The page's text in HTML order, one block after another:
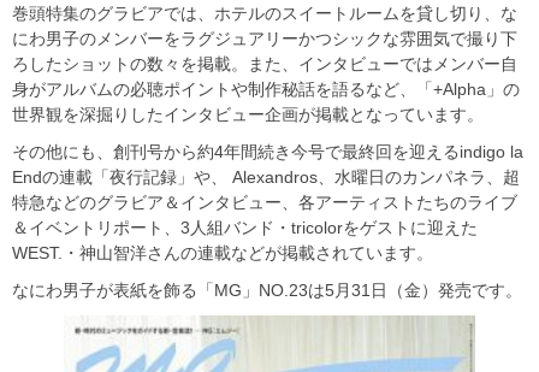
巻頭特集のグラビアでは、ホテルのスイートルームを貸し切り、な
にわ男子のメンバーをラグジュアリーかつシックな雰囲気で撮り下
ろしたショットの数々を掲載。また、インタビューではメンバー自
身がアルバムの必聴ポイントや制作秘話を語るなど、「+Alpha」の
世界観を深掘りしたインタビュー企画が掲載となっています。
その他にも、創刊号から約4年間続き今号で最終回を迎えるindigo la
Endの連載「夜行記録」や、 Alexandros、水曜日のカンパネラ、超
特急などのグラビア＆インタビュー、各アーティストたちのライブ
＆イベントリポート、3人組バンド・tricolorをゲストに迎えた
WEST.・神山智洋さんの連載などが掲載されています。
なにわ男子が表紙を飾る「MG」NO.23は5月31日（金）発売です。